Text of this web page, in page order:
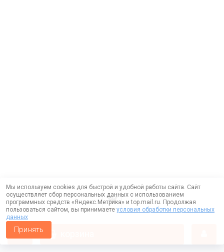
Мы используем cookies для быстрой и удобной работы сайта. Сайт
осуществляет сбор персональных данных с использованием
программных средств «Яндекс.Метрика» и top.mail.ru. Продолжая
пользоваться сайтом, вы принимаете условия обработки персональных
данных
Принять